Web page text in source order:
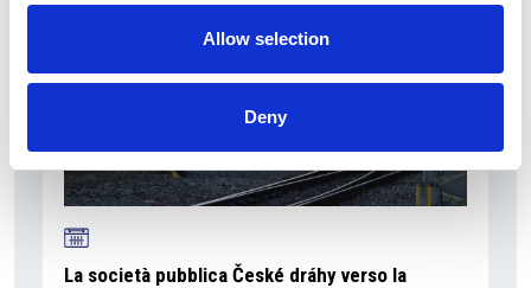
Allow selection
Deny
La società pubblica České dráhy verso la